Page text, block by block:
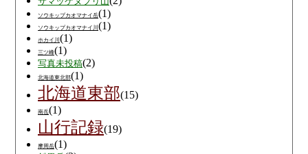
ソウキップカオマナイ岳(1)
ソウキップカオマナイ川 (1)
ホカイ川 (1)
三ツ峰(1)
写真未投稿(2)
北海道東北部(1)
北海道東部(15)
南岳(1)
山行記録(19)
摩周岳(1)